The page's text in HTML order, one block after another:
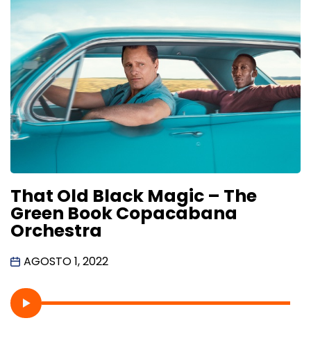
That Old Black Magic – The
Green Book Copacabana
Orchestra
AGOSTO 1, 2022